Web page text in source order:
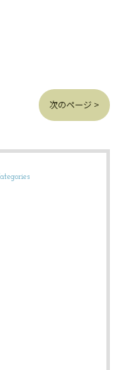
次のページ >